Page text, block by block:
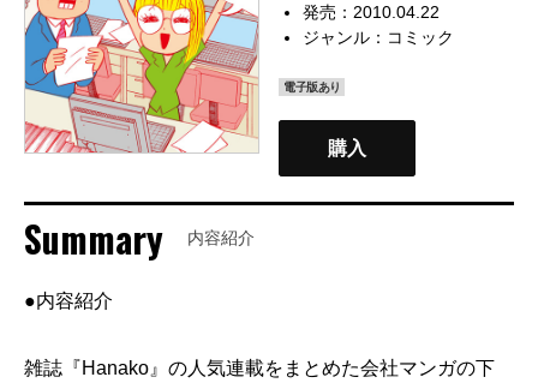
発売：2010.04.22
ジャンル： コミック
電子版あり
購入
Summary 内容紹介
●内容紹介
雑誌『Hanako』の人気連載をまとめた会社マンガの下